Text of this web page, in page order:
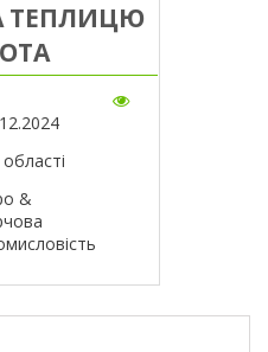
ТЕПЛИЦЮ
області
&